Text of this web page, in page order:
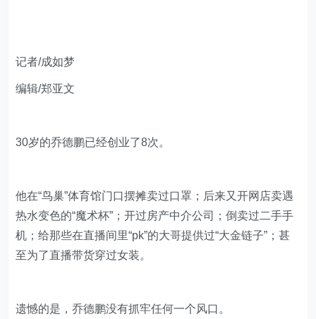
记者/成如梦
编辑/郑亚文
30岁的乔德鹏已经创业了8次。
他在“鸟巢”体育馆门口摆摊卖过口罩；后来又开网店卖遇
热水变色的“魔术杯”；开过房产中介公司；倒卖过二手手
机；给那些在直播间里“pk”的大哥提供过“大金链子”；甚
至为了直播带货穿过女装。
遗憾的是，乔德鹏没有抓牢任何一个风口。